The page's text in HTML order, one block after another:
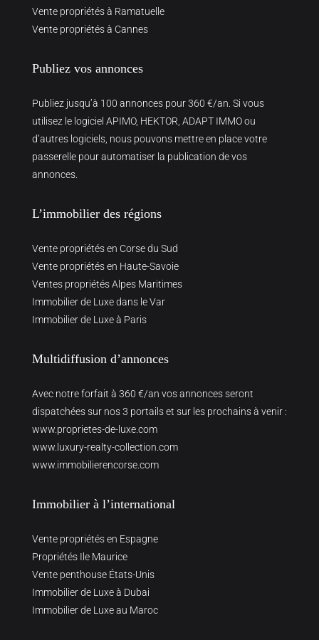
Vente propriétés à Ramatuelle
Vente propriétés à Cannes
Publiez vos annonces
Publiez jusqu’à 100 annonces pour 360 €/an. Si vous
utilisez le logiciel APIMO, HEKTOR, ADAPT IMMO ou
d’autres logiciels, nous pouvons mettre en place votre
passerelle pour automatiser la publication de vos
annonces.
L’immobilier des régions
Vente propriétés en Corse du Sud
Vente propriétés en Haute-Savoie
Ventes propriétés Alpes Maritimes
Immobilier de Luxe dans le Var
Immobilier de Luxe à Paris
Multidiffusion d’annonces
Avec notre forfait à 360 €/an vos annonces seront
dispatchées sur nos 3 portails et sur les prochains à venir :
www.proprietes-de-luxe.com
www.luxury-realty-collection.com
www.immobilierencorse.com
Immobilier à l’international
Vente propriétés en Espagne
Propriétés Ile Maurice
Vente penthouse États-Unis
Immobilier de Luxe à Dubai
Immobilier de Luxe au Maroc